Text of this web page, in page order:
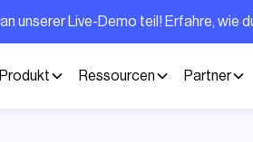
an unserer Live-Demo teil! Erfahre,
Produkt Ressourcen Partner